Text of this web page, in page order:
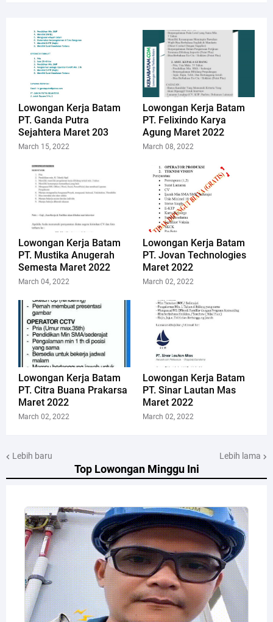
Top Lowongan Minggu Ini
Lowongan Kerja Batam
PT. Ganda Putra
Sejahtera Maret 203
March 15, 2022
Lowongan Kerja Batam
PT. Felixindo Karya
Agung Maret 2022
March 08, 2022
Lowongan Kerja Batam
PT. Mustika Anugerah
Semesta Maret 2022
March 04, 2022
Lowongan Kerja Batam
PT. Jovan Technologies
Maret 2022
March 02, 2022
Lowongan Kerja Batam
PT. Citra Buana Prakarsa
Maret 2022
March 02, 2022
Lowongan Kerja Batam
PT. Sinar Lautan Mas
Maret 2022
March 02, 2022
Lebih baru Lebih lama